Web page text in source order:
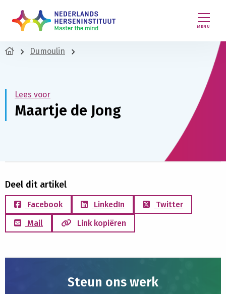
MENU
Dumoulin
Lees voor
Maartje de Jong
Deel dit artikel
Facebook LinkedIn
Twitter
Mail
Link kopiëren
Steun ons werk